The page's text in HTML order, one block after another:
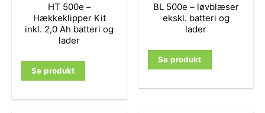
HT 500e –
Hækkeklipper Kit
inkl. 2,0 Ah batteri og
lader
Se produkt
BL 500e – løvblæser
ekskl. batteri og
lader
Se produkt